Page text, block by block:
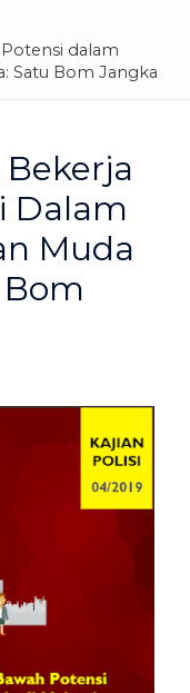
dalam
Satu Bom Jangka
Dalam
Muda